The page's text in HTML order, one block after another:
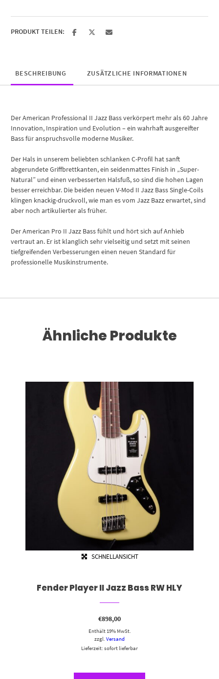
Green
Menge
PRODUKT TEILEN:
BESCHREIBUNG ZUSÄTZLICHE INFORMATIONEN
Der American Professional II Jazz Bass verkörpert mehr als 60 Jahre
Innovation, Inspiration und Evolution – ein wahrhaft ausgereifter
Bass für anspruchsvolle moderne Musiker.
Der Hals in unserem beliebten schlanken C-Profil hat sanft
abgerundete Griffbrettkanten, ein seidenmattes Finish in „Super-
Natural” und einen verbesserten Halsfuß, so sind die hohen Lagen
besser erreichbar. Die beiden neuen V-Mod II Jazz Bass Single-Coils
klingen knackig-druckvoll, wie man es vom Jazz Bazz erwartet, sind
aber noch artikulierter als früher.
Der American Pro II Jazz Bass fühlt und hört sich auf Anhieb
vertraut an. Er ist klanglich sehr vielseitig und setzt mit seinen
tiefgreifenden Verbesserungen einen neuen Standard für
professionelle Musikinstrumente.
Ähnliche Produkte
SCHNELLANSICHT
Fender Player II Jazz Bass RW HLY
€898,00
Enthält 19% MwSt.
zzgl.Versand
Lieferzeit: sofort lieferbar